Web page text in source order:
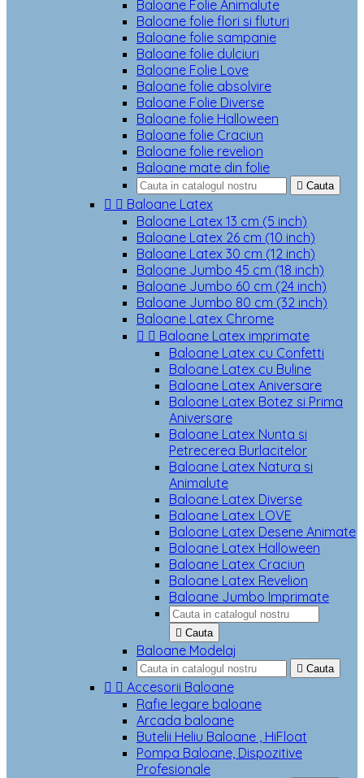
Baloane Folie Animalute
Baloane folie flori si fluturi
Baloane folie sampanie
Baloane folie dulciuri
Baloane Folie Love
Baloane folie absolvire
Baloane Folie Diverse
Baloane folie Halloween
Baloane folie Craciun
Baloane folie revelion
Baloane mate din folie
 Cauta
  Baloane Latex
Baloane Latex 13 cm (5 inch)
Baloane Latex 26 cm (10 inch)
Baloane Latex 30 cm (12 inch)
Baloane Jumbo 45 cm (18 inch)
Baloane Jumbo 60 cm (24 inch)
Baloane Jumbo 80 cm (32 inch)
Baloane Latex Chrome
  Baloane Latex imprimate
Baloane Latex cu Confetti
Baloane Latex cu Buline
Baloane Latex Aniversare
Baloane Latex Botez si Prima
Aniversare
Baloane Latex Nunta si
Petrecerea Burlacitelor
Baloane Latex Natura si
Animalute
Baloane Latex Diverse
Baloane Latex LOVE
Baloane Latex Desene Animate
Baloane Latex Halloween
Baloane Latex Craciun
Baloane Latex Revelion
Baloane Jumbo Imprimate
 Cauta
Baloane Modelaj
 Cauta
  Accesorii Baloane
Rafie legare baloane
Arcada baloane
Butelii Heliu Baloane , HiFloat
Pompa Baloane, Dispozitive
Profesionale